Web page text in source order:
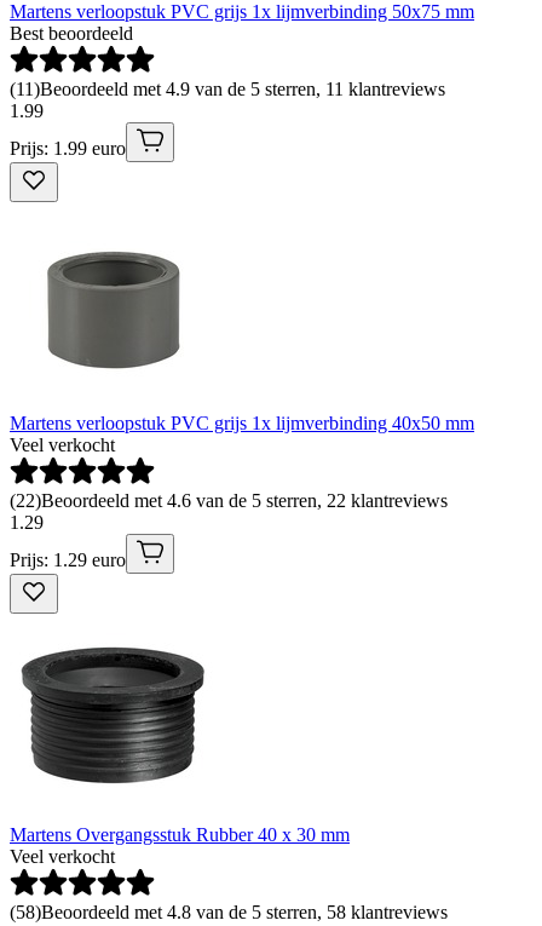
Martens verloopstuk PVC grijs 1x lijmverbinding 50x75 mm
Best beoordeeld
(11)Beoordeeld met 4.9 van de 5 sterren, 11 klantreviews
1.99
Prijs: 1.99 euro
Martens verloopstuk PVC grijs 1x lijmverbinding 40x50 mm
Veel verkocht
(22)Beoordeeld met 4.6 van de 5 sterren, 22 klantreviews
1.29
Prijs: 1.29 euro
Martens Overgangsstuk Rubber 40 x 30 mm
Veel verkocht
(58)Beoordeeld met 4.8 van de 5 sterren, 58 klantreviews